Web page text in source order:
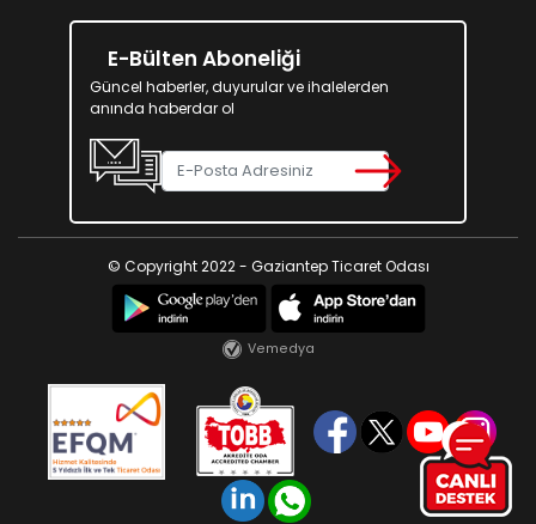
E-Bülten Aboneliği
Güncel haberler, duyurular ve ihalelerden
anında haberdar ol
© Copyright 2022 - Gaziantep Ticaret Odası
Vemedya